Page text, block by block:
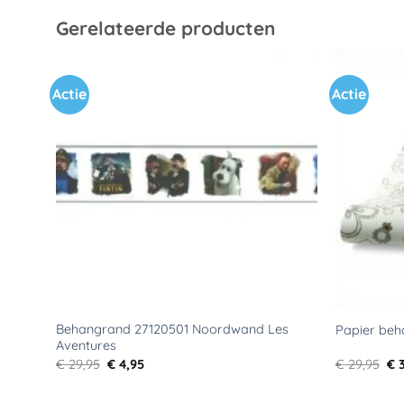
Gerelateerde producten
Actie
Behangrand 27120501 Noordwand Les
Aventures
€29,95 Oorspronkelijke
prijs
€ 4,95Huidige
Actie
Papier
€29,95 €